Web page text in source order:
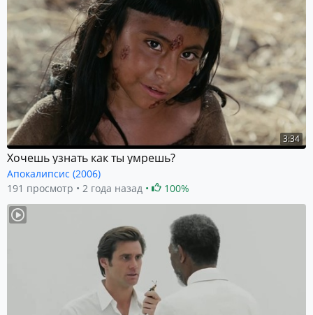
3:34
Хочешь узнать как ты умрешь?
Апокалипсис (2006)
191 просмотр
2 года назад 100%